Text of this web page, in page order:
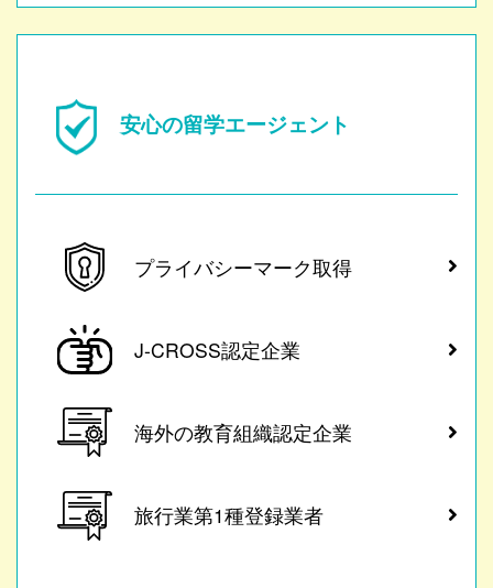
安心の留学エージェント
プライバシーマーク取得
J-CROSS認定企業
海外の教育組織認定企業
旅行業第1種登録業者